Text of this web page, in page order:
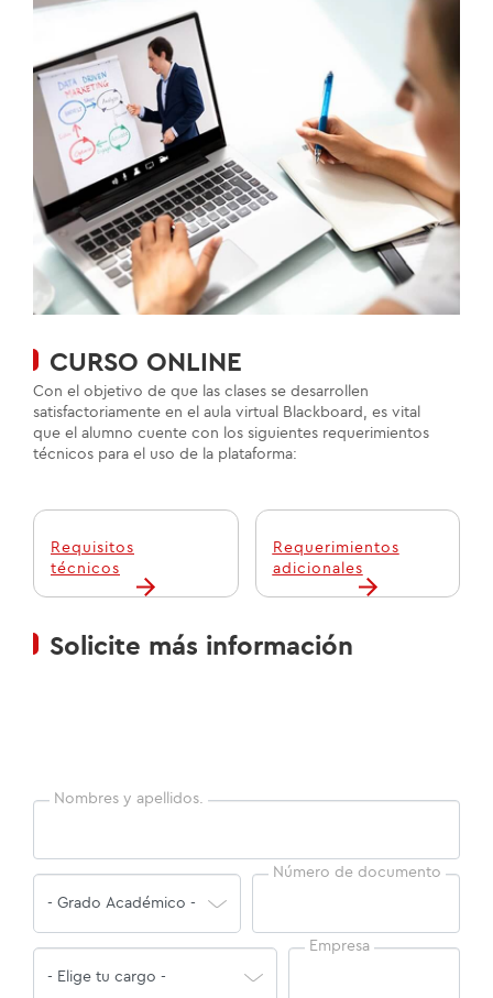
CURSO ONLINE
Con el objetivo de que las clases se desarrollen
satisfactoriamente en el aula virtual Blackboard, es vital
que el alumno cuente con los siguientes requerimientos
técnicos para el uso de la plataforma:
Requisitos
técnicos
Requerimientos
adicionales
Solicite más información
Nombres y apellidos.
Número de documento
Empresa